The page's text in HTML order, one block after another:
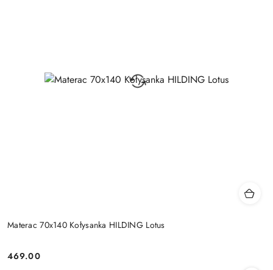
Materac 70x140 Kołysanka HILDING Lotus
Cena:
469.00